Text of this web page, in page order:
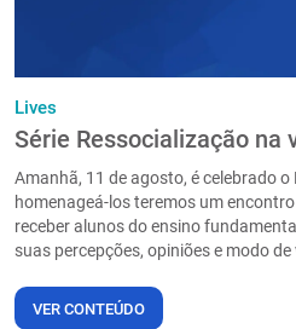
Lives
Série Ressocialização na
Amanhã, 11 de agosto, é celebrado
homenageá-los teremos um
receber alunos do ensino
suas percepções, opiniões e modo de
VER CONTEÚDO